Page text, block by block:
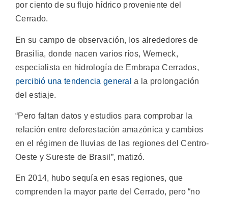
por ciento de su flujo hídrico proveniente del
Cerrado.
En su campo de observación, los alrededores de
Brasilia, donde nacen varios ríos, Werneck,
especialista en hidrología de Embrapa Cerrados,
percibió una tendencia general a la prolongación
del estiaje.
“Pero faltan datos y estudios para comprobar la
relación entre deforestación amazónica y cambios
en el régimen de lluvias de las regiones del Centro-
Oeste y Sureste de Brasil”, matizó.
En 2014, hubo sequía en esas regiones, que
comprenden la mayor parte del Cerrado, pero “no